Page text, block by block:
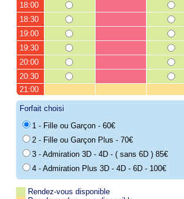
18:00
18:30
19:00
19:30
20:00
20:30
21:00
Forfait choisi
1 - Fille ou Garçon - 60€
2 - Fille ou Garçon Plus - 70€
3 - Admiration 3D - 4D - ( sans 6D ) 85€
4 - Admiration Plus 3D - 4D - 6D - 100€
Rendez-vous disponible